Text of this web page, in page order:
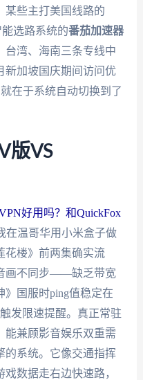
某些主打美国线路的
选路系统的番茄加速器
台湾、海南三条专线中
新加坡国庆期间访问优
在于系统自动切换到了
版VS
好用吗？和QuickFox
在温哥华用小米盒子做
花楼》前两集确实流
画不同步——缺乏带宽
》国服时ping值稳定在
发限速提醒。真正常驻
能兼顾影音娱乐双重需
的系统。它像交通指挥
数据走右边快速路，